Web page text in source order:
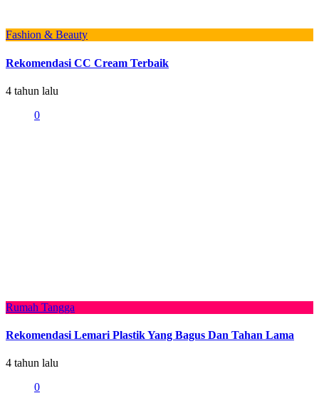
Fashion & Beauty
Rekomendasi CC Cream Terbaik
4 tahun lalu
0
Rumah Tangga
Rekomendasi Lemari Plastik Yang Bagus Dan Tahan Lama
4 tahun lalu
0